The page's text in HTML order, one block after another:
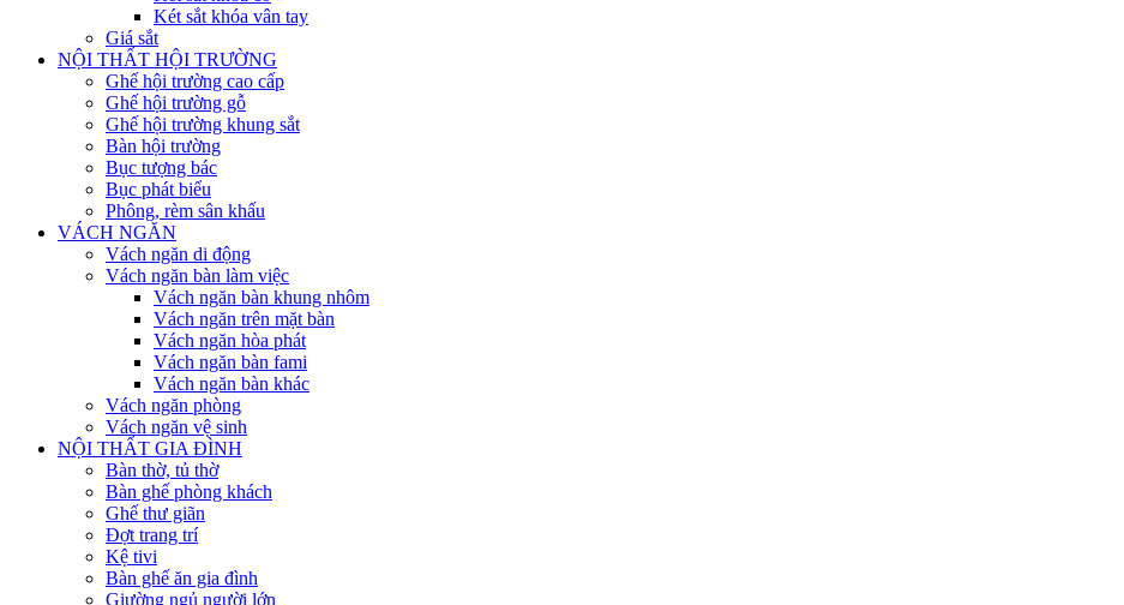
Két sắt khóa vân tay
Giá sắt
NỘI THẤT HỘI TRƯỜNG
Ghế hội trường cao cấp
Ghế hội trường gỗ
Ghế hội trường khung sắt
Bàn hội trường
Bục tượng bác
Bục phát biểu
Phông, rèm sân khấu
VÁCH NGĂN
Vách ngăn di động
Vách ngăn bàn làm việc
Vách ngăn bàn khung nhôm
Vách ngăn trên mặt bàn
Vách ngăn hòa phát
Vách ngăn bàn fami
Vách ngăn bàn khác
Vách ngăn phòng
Vách ngăn vệ sinh
NỘI THẤT GIA ĐÌNH
Bàn thờ, tủ thờ
Bàn ghế phòng khách
Ghế thư giãn
Đợt trang trí
Kệ tivi
Bàn ghế ăn gia đình
Giường ngủ người lớn